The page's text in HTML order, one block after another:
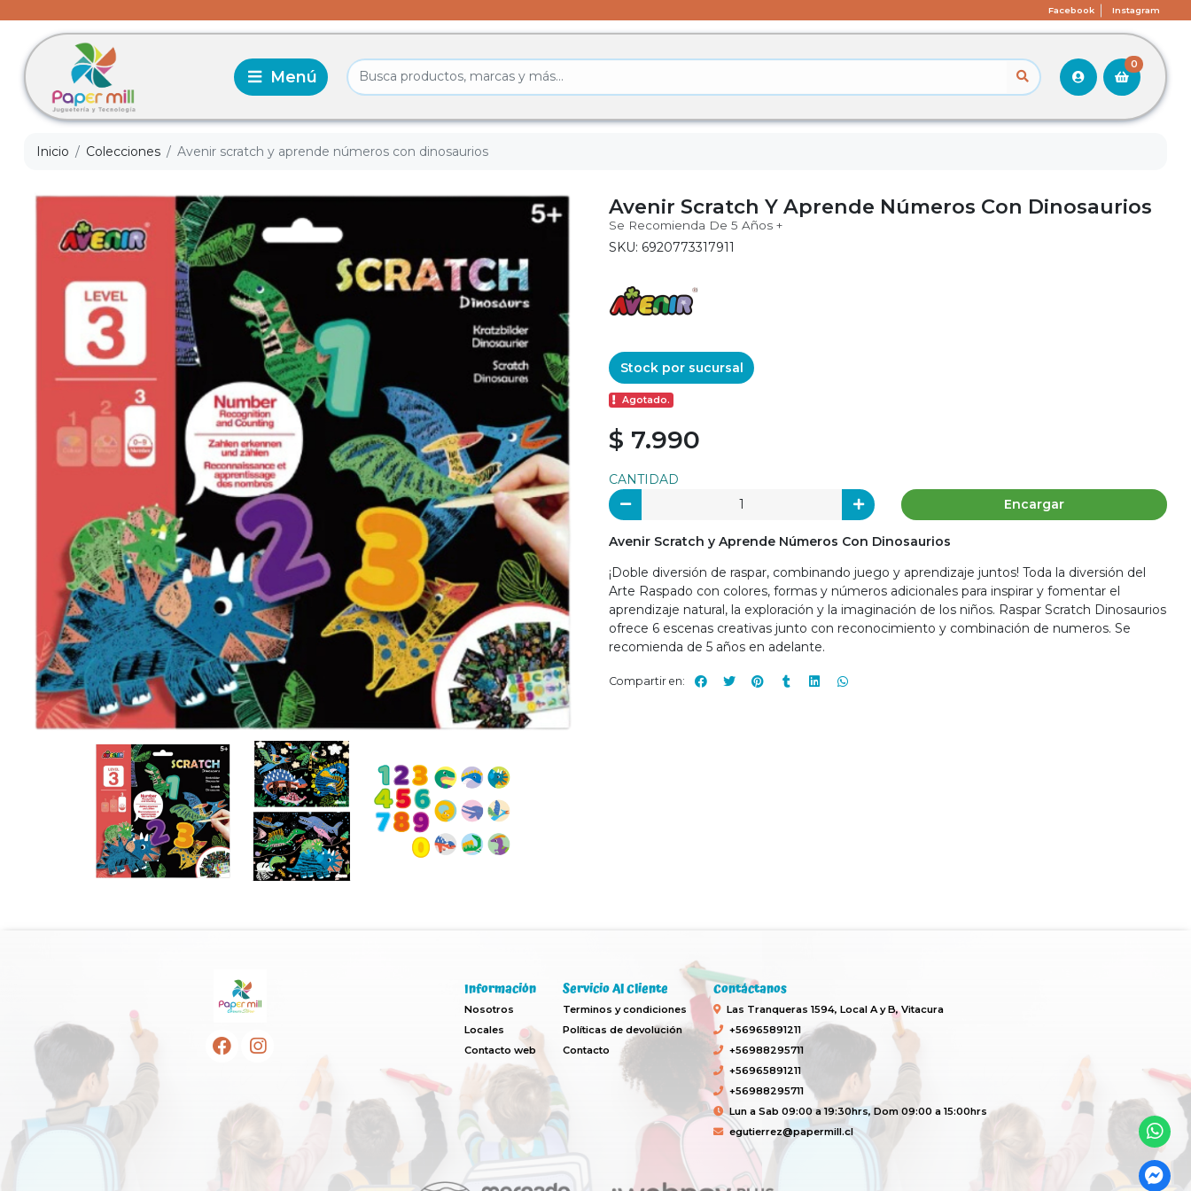
Facebook Instagram
0
Inicio Colecciones Avenir scratch y aprende números con dinosaurios
Avenir Scratch Y Aprende Números Con Dinosaurios
Se Recomienda De 5 Años +
SKU: 6920773317911
Stock por sucursal
Agotado.
$ 7.990
CANTIDAD
Encargar
Avenir Scratch y Aprende Números Con Dinosaurios
¡Doble diversión de raspar, combinando juego y aprendizaje juntos! Toda la diversión del
Arte Raspado con colores, formas y números adicionales para inspirar y fomentar el
aprendizaje natural, la exploración y la imaginación de los niños. Raspar Scratch Dinosaurios
ofrece 6 escenas creativas junto con reconocimiento y combinación de numeros. Se
recomienda de 5 años en adelante.
Compartir en:
Información
Nosotros
Locales
Contacto web
Servicio Al Cliente
Terminos y condiciones
Políticas de devolución
Contacto
Contáctanos
Las Tranqueras 1594, Local A y B, Vitacura
+56965891211
+56988295711
+56965891211
+56988295711
Lun a Sab 09:00 a 19:30hrs, Dom 09:00 a 15:00hrs
egutierrez@papermill.cl